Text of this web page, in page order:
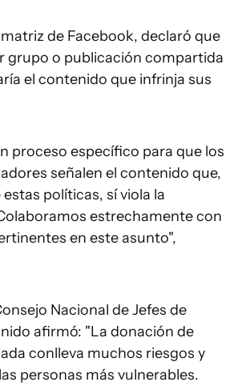
de Facebook, declaró que
grupo o publicación compartida
el contenido que infrinja sus
proceso específico para que los
señalen el contenido que,
políticas, sí viola la
estrechamente con
en este asunto",
Nacional de Jefes de
afirmó: "La donación de
conlleva muchos riesgos y
personas más vulnerables.